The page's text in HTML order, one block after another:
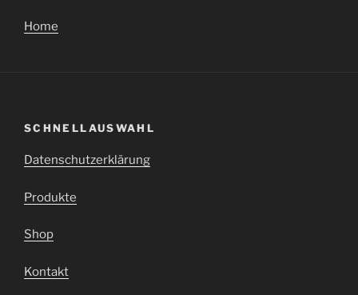
Home
SCHNELLAUSWAHL
Datenschutzerklärung
Produkte
Shop
Kontakt